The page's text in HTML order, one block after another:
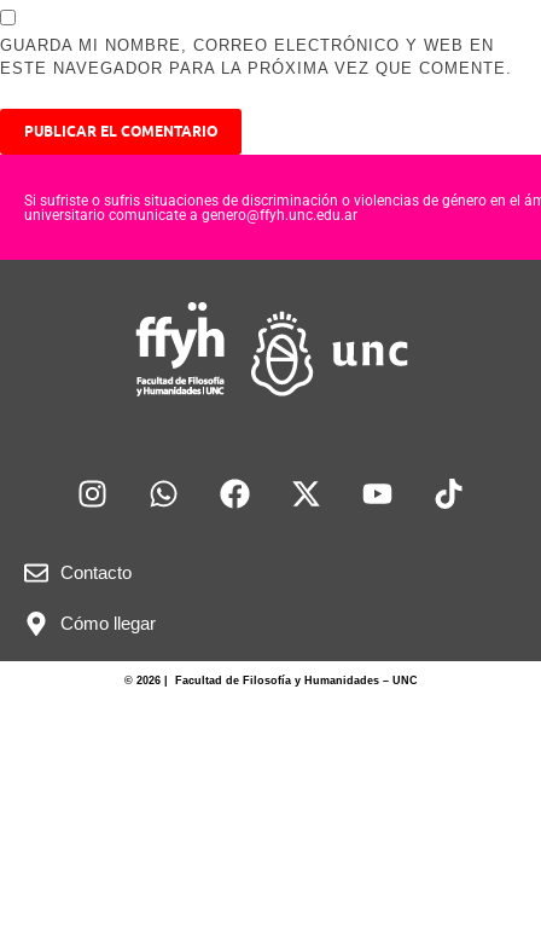
GUARDA MI NOMBRE, CORREO ELECTRÓNICO Y WEB EN
ESTE NAVEGADOR PARA LA PRÓXIMA VEZ QUE COMENTE.
Si sufriste o sufris situaciones de discriminación o violencias de género en el
universitario comunicate a genero@ffyh.unc.edu.ar
Contacto
Cómo llegar
© 2026 | Facultad de Filosofía y Humanidades – UNC